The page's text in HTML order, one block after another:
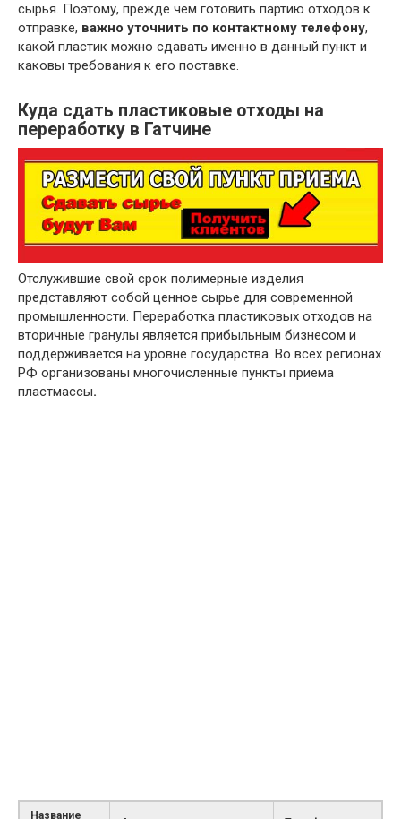
сырья. Поэтому, прежде чем готовить партию отходов к
отправке, важно уточнить по контактному телефону,
какой пластик можно сдавать именно в данный пункт и
каковы требования к его поставке.
Куда сдать пластиковые отходы на
переработку в Гатчине
Отслужившие свой срок полимерные изделия
представляют собой ценное сырье для современной
промышленности. Переработка пластиковых отходов на
вторичные гранулы является прибыльным бизнесом и
поддерживается на уровне государства. Во всех регионах
РФ организованы многочисленные пункты приема
пластмассы.
Название